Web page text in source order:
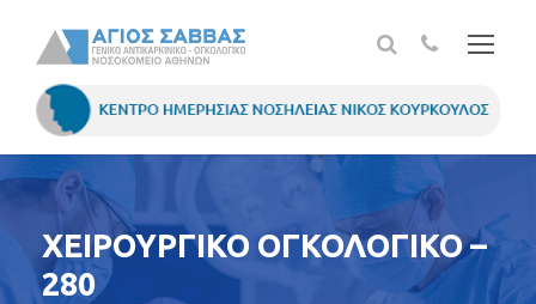
ΧΕΙΡΟΥΡΓΙΚΟ ΟΓΚΟΛΟΓΙΚΟ –
280